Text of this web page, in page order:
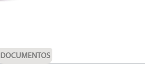
DOCUMENTOS